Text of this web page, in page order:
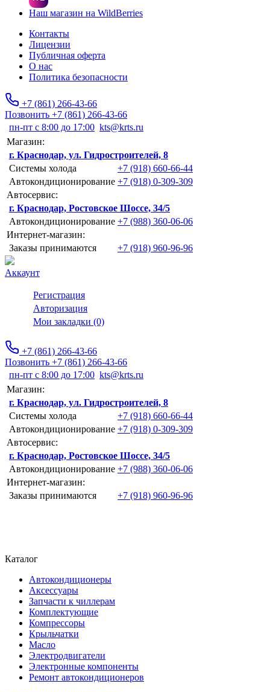
Наш магазин на WildBerries
Контакты
Лицензии
Публичная оферта
О нас
Политика безопасности
+7 (861) 266-43-66
Позвонить +7 (861) 266-43-66
пн-пт с 8:00 до 17:00 kts@krts.ru
Магазин:
г. Краснодар, ул. Гидростроителей, 8
Системы холода
+7 (918) 660-66-44
Автокондиционирование +7 (918) 0-309-309
Автосервис:
г. Краснодар, Ростовское Шоссе, 34/5
Автокондиционирование +7 (988) 360-06-06
Интернет-магазин:
Заказы принимаются
+7 (918) 960-96-96
Аккаунт
Регистрация
Авторизация
Мои закладки (0)
+7 (861) 266-43-66
Позвонить +7 (861) 266-43-66
пн-пт с 8:00 до 17:00 kts@krts.ru
Магазин:
г. Краснодар, ул. Гидростроителей, 8
Системы холода
+7 (918) 660-66-44
Автокондиционирование +7 (918) 0-309-309
Автосервис:
г. Краснодар, Ростовское Шоссе, 34/5
Автокондиционирование +7 (988) 360-06-06
Интернет-магазин:
Заказы принимаются
+7 (918) 960-96-96
Каталог
Автокондиционеры
Аксессуары
Запчасти к чиллерам
Комплектующие
Компрессоры
Крыльчатки
Масло
Электродвигатели
Электронные компоненты
Ремонт автокондиционеров